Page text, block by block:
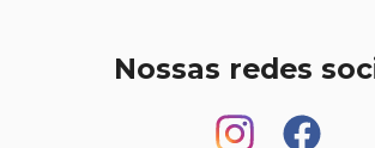
Nossas redes